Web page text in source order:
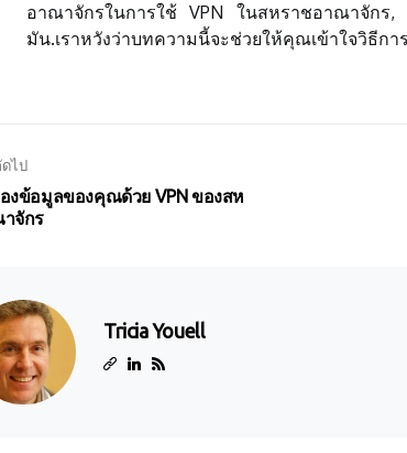
อาณาจักรในการใช้ VPN ในสหราชอาณาจักร,
มัน.เราหวังว่าบทความนี้จะช่วยให้คุณเข้าใจวิธีกา
ไป
งข้อมูลของคุณด้วย VPN ของสห
จักร
Tricia Youell